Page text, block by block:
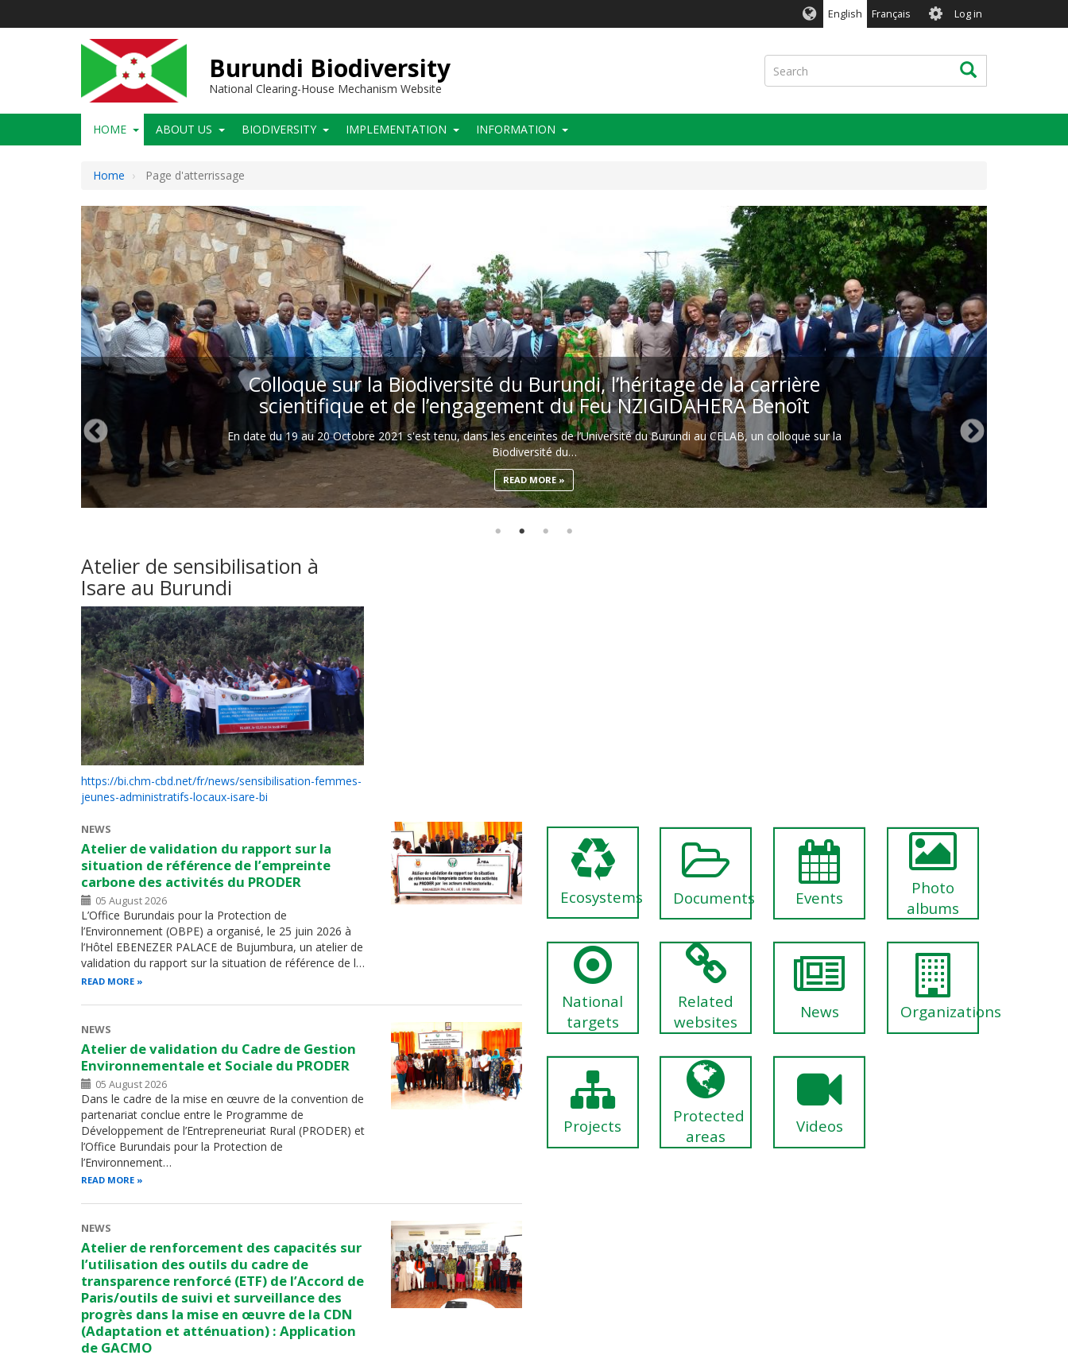
English Français User
account
menu
Log in
Burundi Biodiversity
National Clearing-House Mechanism Website
Search Search
Main
navigation
HOME ABOUT US BIODIVERSITY IMPLEMENTATION INFORMATION
Home Page d'atterrissage
Colloque sur la Biodiversité du Burundi, l’héritage de la carrière
scientifique et de l’engagement du Feu NZIGIDAHERA Benoît
En date du 19 au 20 Octobre 2021 s'est tenu, dans les enceintes de l’Université du Burundi au CELAB, un colloque sur la
Biodiversité du…
READ MORE
Atelier de sensibilisation à
Isare au Burundi
https://bi.chm-cbd.net/fr/news/sensibilisation-femmes-
jeunes-administratifs-locaux-isare-bi
NEWS
Atelier de validation du rapport sur la
situation de référence de l’empreinte
carbone des activités du PRODER
05 August 2026
L’Office Burundais pour la Protection de
l’Environnement (OBPE) a organisé, le 25 juin 2026 à
l’Hôtel EBENEZER PALACE de Bujumbura, un atelier de
validation du rapport sur la situation de référence de l…
READ MORE
NEWS
Atelier de validation du Cadre de Gestion
Environnementale et Sociale du PRODER
05 August 2026
Dans le cadre de la mise en œuvre de la convention de
partenariat conclue entre le Programme de
Développement de l’Entrepreneuriat Rural (PRODER) et
l’Office Burundais pour la Protection de
l’Environnement…
READ MORE
NEWS
Atelier de renforcement des capacités sur
l’utilisation des outils du cadre de
transparence renforcé (ETF) de l’Accord de
Paris/outils de suivi et surveillance des
progrès dans la mise en œuvre de la CDN
(Adaptation et atténuation) : Application
de GACMO
Ecosystems Documents Events
Photo
albums
National
targets
Related
websites
News Organizations
Projects
Protected
areas
Videos